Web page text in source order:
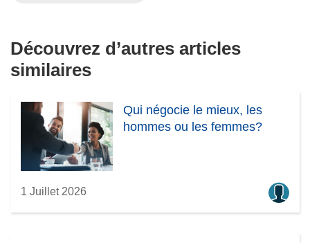
n
e
l
n
Découvrez d’autres articles
similaires
Qui négocie le mieux, les
hommes ou les femmes?
1 Juillet 2026